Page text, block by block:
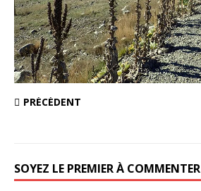
PRÉCÉDENT
SOYEZ LE PREMIER À COMMENTER